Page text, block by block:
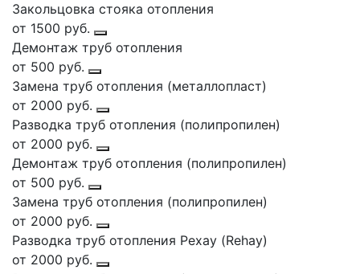
Закольцовка стояка отопления
от 1500 руб.
Демонтаж труб отопления
от 500 руб.
Замена труб отопления (металлопласт)
от 2000 руб.
Разводка труб отопления (полипропилен)
от 2000 руб.
Демонтаж труб отопления (полипропилен)
от 500 руб.
Замена труб отопления (полипропилен)
от 2000 руб.
Разводка труб отопления Рехау (Rehay)
от 2000 руб.